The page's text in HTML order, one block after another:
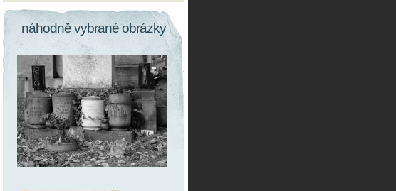
náhodně vybrané obrázky